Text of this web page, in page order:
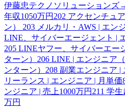
伊藤忠テクノソリューションズ
年収1050万円 202 アクセンチュ
ン） 203 メルカリ・AWS | エン
LINE、サイバーエージェント |
205 LINEヤフー、サイバーエー
ターン） 206 LINE | エンジニア
ンターン） 208 副業エンジニア |
リーランス | エンジニア | 月単価
ンジニア | 売上1000万円 211 学生
万円